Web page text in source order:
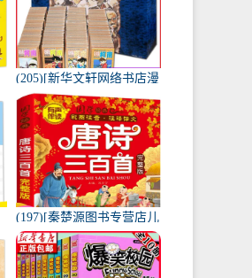
(205)[新华文轩网络书店漫
画书籍]名侦探柯南连载20
周年纪念版大合集(月销量
26件仅售390元
(197)[秦楚源图书专营店儿
童文学]唐诗三百300首正
版全集幼儿园儿童宝月销
量17800件仅售14.9元